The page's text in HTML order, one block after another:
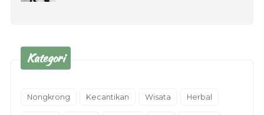
Kategori
Nongkrong Kecantikan Wisata Herbal